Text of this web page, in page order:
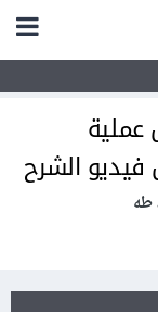
الشرح